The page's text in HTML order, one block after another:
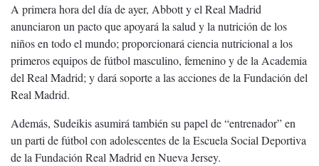
A primera hora del día de ayer, Abbott y el Real Madrid
anunciaron un pacto que apoyará la salud y la nutrición de los
niños en todo el mundo; proporcionará ciencia nutricional a los
primeros equipos de fútbol masculino, femenino y de la Academia
del Real Madrid; y dará soporte a las acciones de la Fundación del
Real Madrid.
Además, Sudeikis asumirá también su papel de “entrenador” en
un parti de fútbol con adolescentes de la Escuela Social Deportiva
de la Fundación Real Madrid en Nueva Jersey.